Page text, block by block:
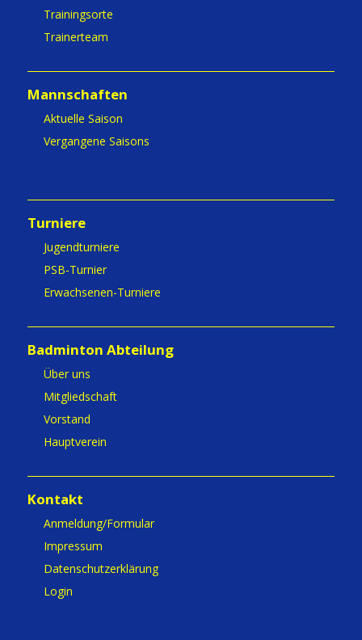
Trainingsorte
Trainerteam
Mannschaften
Aktuelle Saison
Vergangene Saisons
Turniere
Jugendturniere
PSB-Turnier
Erwachsenen-Turniere
Badminton Abteilung
Über uns
Mitgliedschaft
Vorstand
Hauptverein
Kontakt
Anmeldung/Formular
Impressum
Datenschutzerklärung
Login